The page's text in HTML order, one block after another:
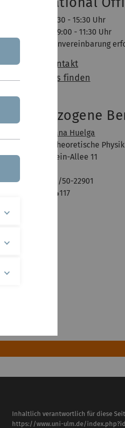
Dienstag, 13:30 - 15:30 Uhr
Donnerstag: 9:00 - 11:30 Uhr
(Keine Terminvereinbarung
Team & Kontakt
Wie Sie uns finden
Fachbezogene
Prof. Dr. Susana Huelga
Institut für Theoretische Physik
Albert-Einstein-Allee 11
Telefon: 0731/50-22901
Raum: M26/4117
Inhaltlich verantwortlich für diese
https://www.uni-ulm.de/